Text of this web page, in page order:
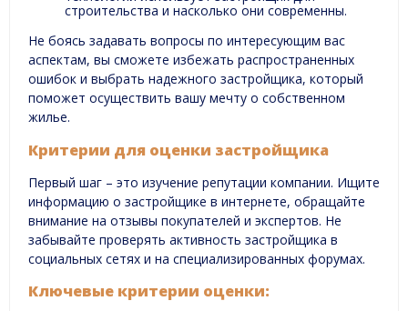
строительства и насколько они современны.
Не боясь задавать вопросы по интересующим вас
аспектам, вы сможете избежать распространенных
ошибок и выбрать надежного застройщика, который
поможет осуществить вашу мечту о собственном
жилье.
Критерии для оценки застройщика
Первый шаг – это изучение репутации компании. Ищите
информацию о застройщике в интернете, обращайте
внимание на отзывы покупателей и экспертов. Не
забывайте проверять активность застройщика в
социальных сетях и на специализированных форумах.
Ключевые критерии оценки: